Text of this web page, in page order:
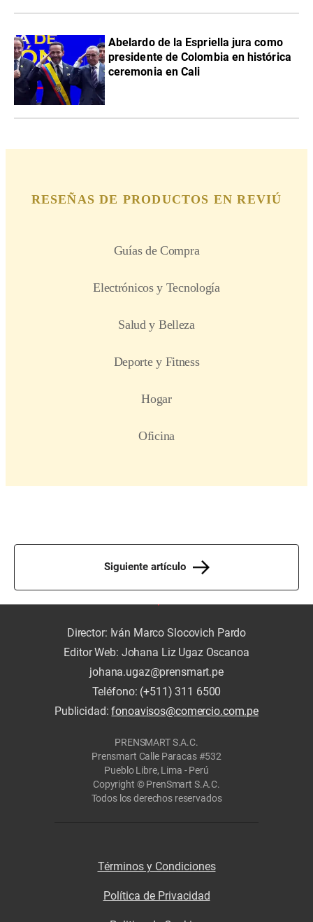
Abelardo de la Espriella jura como
presidente de Colombia en histórica
ceremonia en Cali
Siguiente artículo
Director: Iván Marco Slocovich Pardo
Editor Web: Johana Liz Ugaz Oscanoa
johana.ugaz@prensmart.pe
Teléfono: (+511) 311 6500
Publicidad:fonoavisos@comercio.com.pe
PRENSMART S.A.C.
Prensmart Calle Paracas #532
Pueblo Libre, Lima - Perú
Copyright © PrenSmart S.A.C.
Todos los derechos reservados
Términos y Condiciones
Política de Privacidad